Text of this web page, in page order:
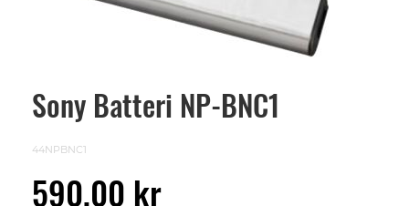
Sony Batteri NP-BNC1
44NPBNC1
590,00 kr
Skip
images
gallery